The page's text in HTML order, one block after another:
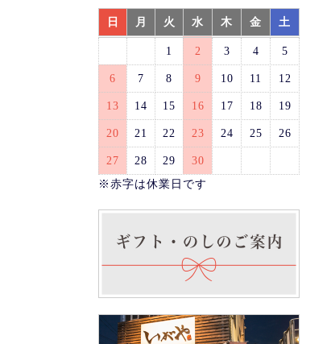
日 月 火 水 木 金 土
1 2 3 4 5
6 7 8 9 10 11 12
13 14 15 16 17 18 19
20 21 22 23 24 25 26
27 28 29
30
※赤字は休業日です